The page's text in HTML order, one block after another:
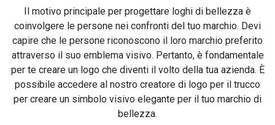
Il motivo principale per progettare loghi di bellezza è
coinvolgere le persone nei confronti del tuo marchio. Devi
capire che le persone riconoscono il loro marchio preferito
attraverso il suo emblema visivo. Pertanto, è fondamentale
per te creare un logo che diventi il volto della tua azienda. È
possibile accedere al nostro creatore di logo per il trucco
per creare un simbolo visivo elegante per il tuo marchio di
bellezza.